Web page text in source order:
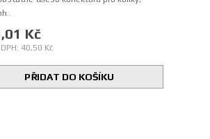
Kč
40,50 Kč
PŘIDAT DO KOŠÍKU